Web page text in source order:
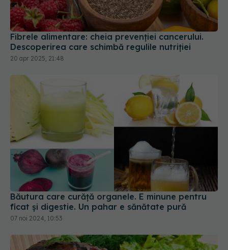
Fibrele alimentare: cheia prevenției cancerului.
Descoperirea care schimbă regulile nutriției
20 apr 2025, 21:48
Băutura care curăță organele. E minune pentru
ficat și digestie. Un pahar e sănătate pură
07 noi 2024, 10:53